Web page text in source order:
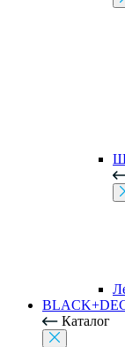
Каталог